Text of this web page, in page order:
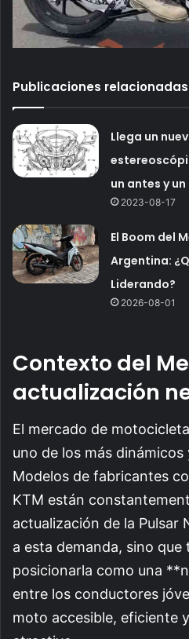
Publicaciones relacionadas
Llega un
un antes y
2023-08-17
El Boom del
Argentina:
Liderando?
2026-08-01
Contexto del
actualización
El mercado de
uno de los más
Modelos de fabricantes
KTM están
actualización de la Pulsar
a esta demanda, sino que
posicionarla como una
entre los conductores
moto accesible, eficiente